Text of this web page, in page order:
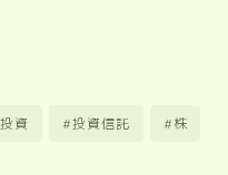
資 #投資信託 #株